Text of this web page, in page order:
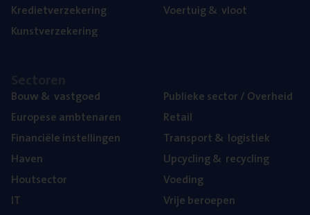
Kre­diet­ver­ze­ke­ring
Kunst­ver­ze­ke­ring
Voer­tuig& vloot
Bouw& vastgoed
Euro­pe­se ambtenaren
Finan­ci­ë­le instellingen
Haven
Hout­sec­tor
IT
Publie­ke sec­tor / Overheid
Retail
Trans­port& logistiek
Upcy­cling& recycling
Voe­ding
Vrije beroe­pen